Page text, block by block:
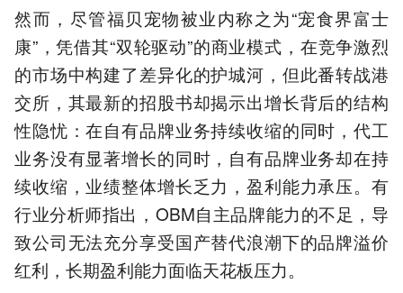
然而，尽管福贝宠物被业内称之为“宠食界富士
康”，凭借其“双轮驱动”的商业模式，在竞争激烈
的市场中构建了差异化的护城河，但此番转战港
交所，其最新的招股书却揭示出增长背后的结构
性隐忧：在自有品牌业务持续收缩的同时，代工
业务没有显著增长的同时，自有品牌业务却在持
续收缩，业绩整体增长乏力，盈利能力承压。有
行业分析师指出，OBM自主品牌能力的不足，导
致公司无法充分享受国产替代浪潮下的品牌溢价
红利，长期盈利能力面临天花板压力。